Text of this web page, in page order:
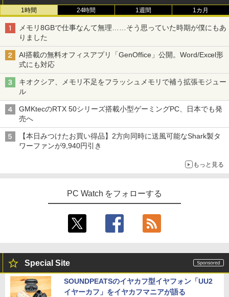
中古パソコン 中古PC 中古ノートパソコ
ン 初期設定済み office付き (8351a)
￥15,880
on Windows11 Office付き メモリ16GB
SSD1TB 15.6型 FHD Webカメラ テンキ
￥21,980
超得2,000円OFF&P2倍｜レッツノート｜
ノートパソコン Windows11 office付｜
｜モバイルPC｜ノートパソコン B5サイ
ズ｜パソコン｜中古パソコン｜中古PC
￥29,800
【新品】【楽天1位！】ノートパソコン
新品第13世代CPU搭載ノートPC Office
付きノートパソコン 初心者向け Window
s11 初期設定済 Webカメラ zoom 日本語
キーボード 14.1型 Intel Celeron メモリ
D 中古 デスクトップパソコン
￥43,800
3
Dell OptiPlex 7080 SFF 第10世代 Core
Type-C Windows11 デスクトップPC 中
古パソコン
￥54,800
4
NiPoGi ミニpc Intel N5030 【2026新モ
デル・業界超ミニ】 最大3.1Hz mini pc
B拡大可能) 4K 静音 高速熱放散 小型超軽
BT4.2 省電力 小型パソコン
パソコン 新品SSD Windows11 Office付
き インテル 第14世代 第13世代 Core i5-
6400 I5-12400F i7 I5 3470 SSD 256GB~
1TB メモリ 選択可 8GB 16GB 32GB デ
スクトップPC 安い 本体のみ 高スペック
3
【楽天1位!1,600円OFFクーポン 8/4 20:
00-8/11 01:59】Xiaomi Monitor A24i 20
Hzリフレッシュレート sRGB99% 1670
万色 300nits ΔE＜1 低ブルーライト 大
スタンド VESA
4
【エントリーで最大全額ポイント還元｜
8/11まで】 ASUS｜エイスース PCモニ
ター Eye Care VA249HG [23.8型 /フルH
I-O DATA（アイ・オー・データ機器） 3
辺フレームレス＆広視野角ADSパネル
23.8型ワイド液晶ディスプレイ LCD-A24
3
深在性う蝕に対するVital Pulp Therapy
歯髄保存か抜髄かは患者のために [ 辺見
浩一 ]
￥19,800
4
ゾンビのあふれた世界で俺だけが襲われ
￥1,155
＼レビュー投稿で選べるプレゼント／【
5歳 6歳 7冊セット】 七田式知力ドリル
いさん もじをよむ・かく めいろ おかね
【ph-A】
1時間 24時間 1週間 1カ月
メモリ8GBで仕事なんて無理……そう思っていた時期が僕にもあ
りました
AI搭載の無料オフィスアプリ「GenOffice」公開。Word/Excel形
式にも対応
キオクシア、メモリ不足をフラッシュメモリで補う拡張モジュー
ル
GMKtecのRTX 50シリーズ搭載小型ゲーミングPC、日本でも発
売へ
【本日みつけたお買い得品】2方向同時に送風可能なShark製タ
ワーファンが9,940円引き
もっと見る
PC Watch をフォローする
Special Site
SOUNDPEATSのイヤカフ型イヤフォン「UU2
イヤーカフ」をイヤカフマニアが語る